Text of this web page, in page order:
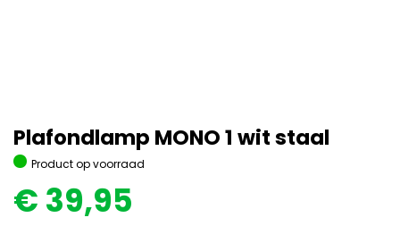
Plafondlamp MONO 1 wit staal
Product op voorraad
€ 39,95